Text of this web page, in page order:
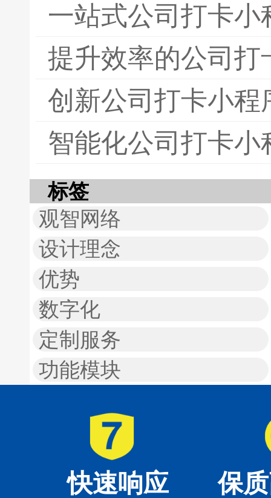
一站式公司打卡小
提升效率的公司打
创新公司打卡小程
智能化公司打卡
标签
观智网络
设计理念
优势
数字化
定制服务
功能模块
快速响应 保